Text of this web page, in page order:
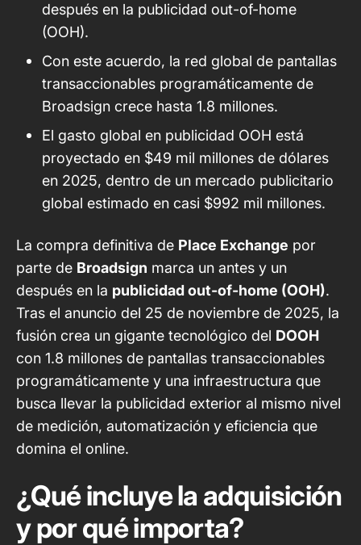
después en la publicidad out-of-home
(OOH).
Con este acuerdo, la red global de pantallas
transaccionables programáticamente de
Broadsign crece hasta 1.8 millones.
El gasto global en publicidad OOH está
proyectado en $49 mil millones de dólares
en 2025, dentro de un mercado publicitario
global estimado en casi $992 mil millones.
La compra definitiva de Place Exchange por
parte de Broadsign marca un antes y un
después en la publicidad out-of-home (OOH).
Tras el anuncio del 25 de noviembre de 2025, la
fusión crea un gigante tecnológico del DOOH
con 1.8 millones de pantallas transaccionables
programáticamente y una infraestructura que
busca llevar la publicidad exterior al mismo nivel
de medición, automatización y eficiencia que
domina el online.
¿Qué incluye la adquisición
y por qué importa?